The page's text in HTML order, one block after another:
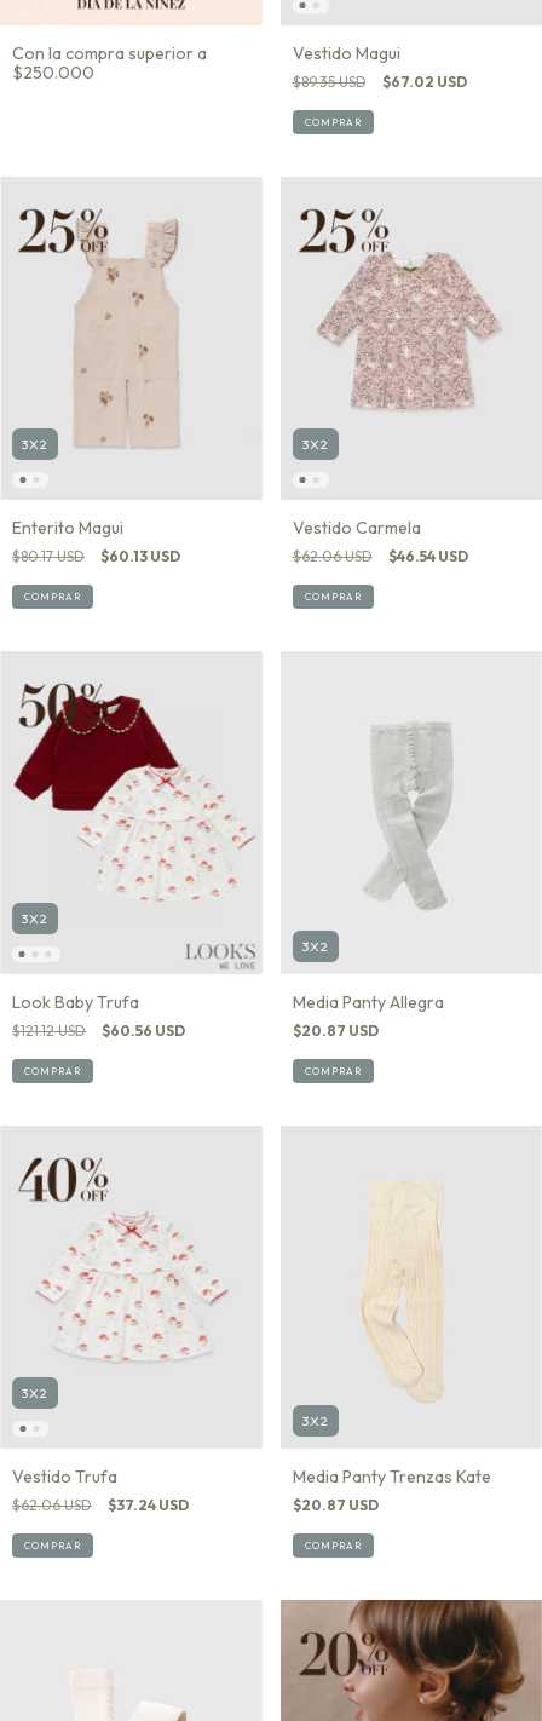
Con la compra superior a
$250.000
Vestido Magui
$89.35 USD $67.02 USD
COMPRAR
3X2
Enterito Magui
$80.17 USD $60.13 USD
COMPRAR
3X2
Vestido Carmela
$62.06 USD $46.54 USD
COMPRAR
3X2
Look Baby Trufa
$121.12 USD $60.56 USD
COMPRAR
3X2
Media Panty Allegra
$20.87 USD
COMPRAR
3X2
Vestido Trufa
$62.06 USD $37.24 USD
COMPRAR
3X2
Media Panty Trenzas Kate
$20.87 USD
COMPRAR